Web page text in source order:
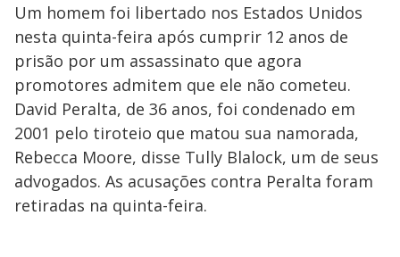
Um homem foi libertado nos Estados Unidos
nesta quinta-feira após cumprir 12 anos de
prisão por um assassinato que agora
promotores admitem que ele não cometeu.
David Peralta, de 36 anos, foi condenado em
2001 pelo tiroteio que matou sua namorada,
Rebecca Moore, disse Tully Blalock, um de seus
advogados. As acusações contra Peralta foram
retiradas na quinta-feira.